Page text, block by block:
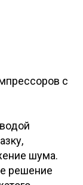
с
шума.
решение